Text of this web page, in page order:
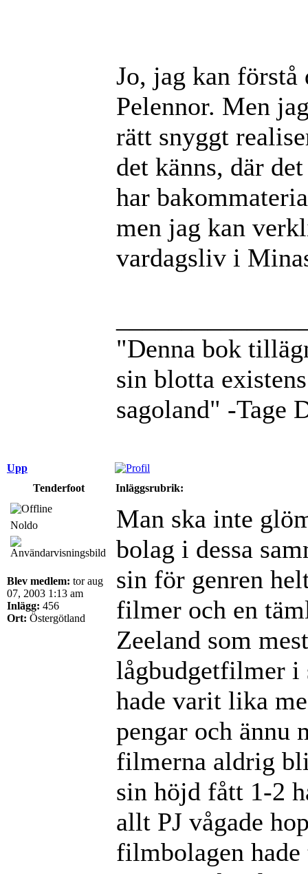
Jo, jag kan
Pelennor. Men
rätt snyggt
det känns, där
har
men jag kan
vardagsliv i
"Denna bok
sin blotta
sagoland" -Tage
Upp
Tenderfoot
Inläggsrubrik:
Noldo
Blev medlem: tor aug
07, 2003 1:13 am
Inlägg: 456
Ort: Östergötland
Man ska inte
bolag i dessa
sin för genren
filmer och en
Zeeland som
lågbudgetfilmer i
hade varit lika
pengar och ännu
filmerna aldrig
sin höjd fått 1-2
allt PJ vågade
filmbolagen